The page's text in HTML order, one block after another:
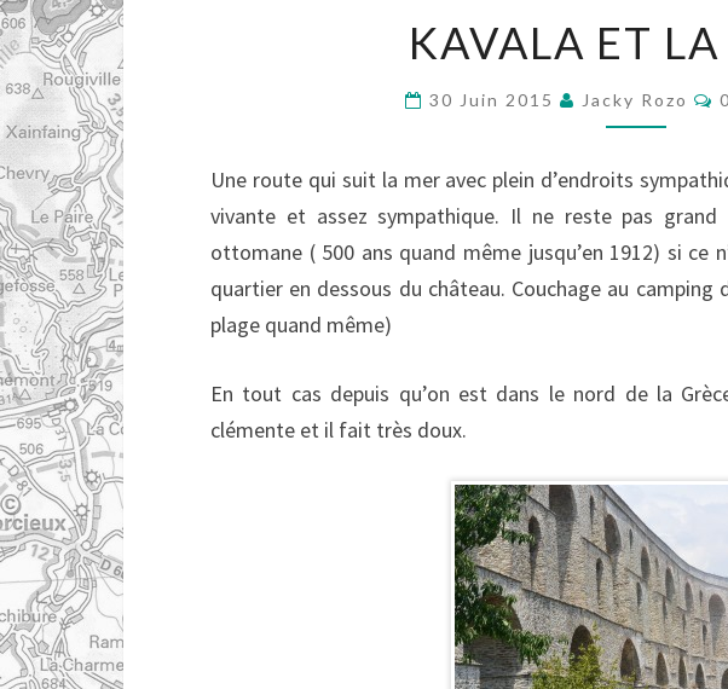
KAVALA ET LA
30 Juin 2015 Jacky Rozo
Une route qui suit la mer avec plein d’endroits
vivante et assez sympathique. Il ne reste pas grand
ottomane ( 500 ans quand même jusqu’en 1912) si ce
quartier en dessous du château. Couchage au
plage quand même)
En tout cas depuis qu’on est dans le nord de la
clémente et il fait très doux.